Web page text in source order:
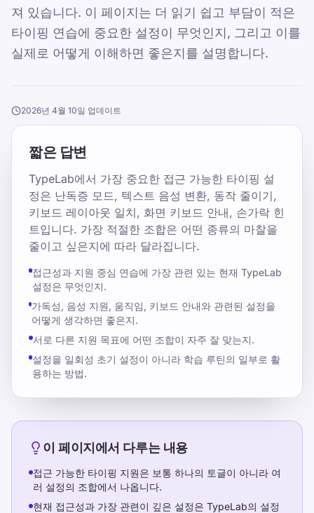
져 있습니다. 이 페이지는 더 읽기 쉽고 부담이 적은
타이핑 연습에 중요한 설정이 무엇인지, 그리고 이를
실제로 어떻게 이해하면 좋은지를 설명합니다.
2026년 4월 10일 업데이트
짧은 답변
TypeLab에서 가장 중요한 접근 가능한 타이핑 설
정은 난독증 모드, 텍스트 음성 변환, 동작 줄이기,
키보드 레이아웃 일치, 화면 키보드 안내, 손가락 힌
트입니다. 가장 적절한 조합은 어떤 종류의 마찰을
줄이고 싶은지에 따라 달라집니다.
접근성과 지원 중심 연습에 가장 관련 있는 현재 TypeLab
설정은 무엇인지.
가독성, 음성 지원, 움직임, 키보드 안내와 관련된 설정을
어떻게 생각하면 좋은지.
서로 다른 지원 목표에 어떤 조합이 자주 잘 맞는지.
설정을 일회성 초기 설정이 아니라 학습 루틴의 일부로 활
용하는 방법.
이 페이지에서 다루는 내용
접근 가능한 타이핑 지원은 보통 하나의 토글이 아니라 여
러 설정의 조합에서 나옵니다.
현재 접근성과 가장 관련이 깊은 설정은 TypeLab의 설정